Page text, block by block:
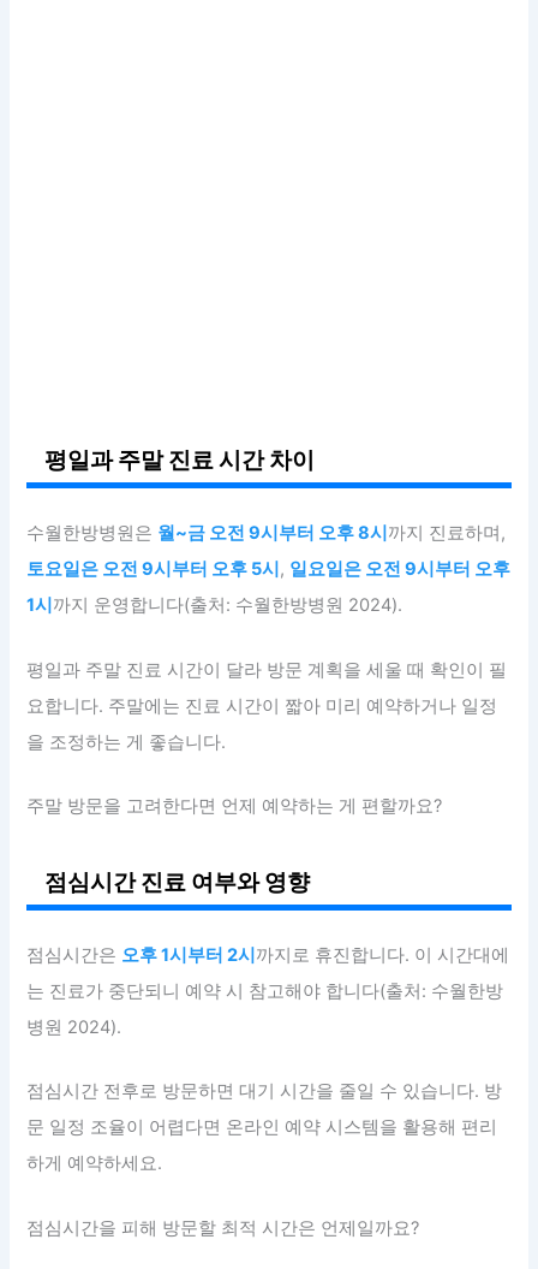
평일과 주말 진료 시간 차이
수월한방병원은 월~금 오전 9시부터 오후 8시까지 진료하며,
토요일은 오전 9시부터 오후 5시, 일요일은 오전 9시부터 오후
1시까지 운영합니다(출처: 수월한방병원 2024).
평일과 주말 진료 시간이 달라 방문 계획을 세울 때 확인이 필
요합니다. 주말에는 진료 시간이 짧아 미리 예약하거나 일정
을 조정하는 게 좋습니다.
주말 방문을 고려한다면 언제 예약하는 게 편할까요?
점심시간 진료 여부와 영향
점심시간은 오후 1시부터 2시까지로 휴진합니다. 이 시간대에
는 진료가 중단되니 예약 시 참고해야 합니다(출처: 수월한방
병원 2024).
점심시간 전후로 방문하면 대기 시간을 줄일 수 있습니다. 방
문 일정 조율이 어렵다면 온라인 예약 시스템을 활용해 편리
하게 예약하세요.
점심시간을 피해 방문할 최적 시간은 언제일까요?